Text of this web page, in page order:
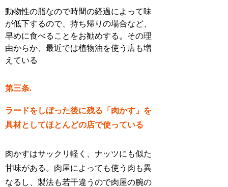
動物性の脂なので時間の経過によって味
が低下するので、持ち帰りの場合など、
早めに食べることをお勧めする。その理
由からか、最近では植物油を使う店も増
えている
第三条.
ラードをしぼった後に残る「肉かす」を
具材としてほとんどの店で使っている
肉かすはサックリ軽く、ナッツにも似た
甘味がある。肉屋によっても使う肉も異
なるし、製法も若干違うので肉屋の腕の